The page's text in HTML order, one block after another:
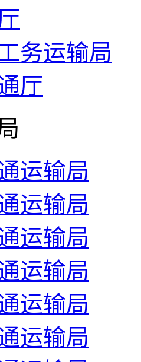
务运输局
厅
运输局
运输局
运输局
运输局
运输局
运输局